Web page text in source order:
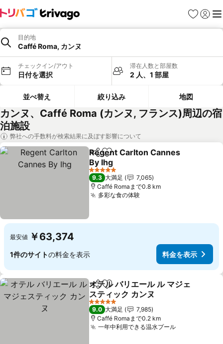
お気に入り
ログイ
メ
目的地
Caffé Roma, カンヌ
チェックイン/アウト
日付を選択
滞在人数と部屋数
2 人、1 部屋
並べ替え 絞り込み 地図
カンヌ、Caffé Roma (カンヌ, フランス)周辺の宿
泊施設
弊社への手数料が検索結果に及ぼす影響について
シェアお気に入りに追加
Regent Carlton Cannes
By Ihg
料金を表示
5 ホテルのランク
9.3 大満足
7,065
Caffé Romaまで0.8 km
多彩な食の体験料金を表示
最安値 ￥63,374
1件のサイトの料金を表示 料金を表示
シェアお気に入りに追加
オテル バリエール ル マジェ
スティック カンヌ
料金を表示
5 ホテルのランク
9.0 大満足
7,985
Caffé Romaまで0.2 km
一年中利用できる温水プール料金を表示